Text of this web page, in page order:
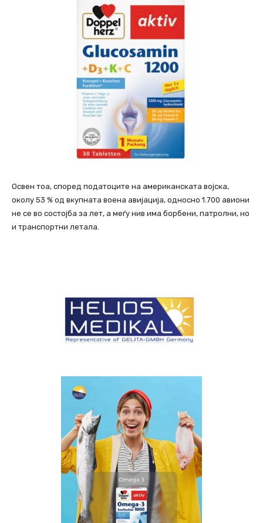
Освен тоа, според податоците на американската војска,
околу 53 % од вкупната воена авијација, односно 1.700 авиони
не се во состојба за лет, а меѓу нив има борбени, патролни, но
и транспортни летала.